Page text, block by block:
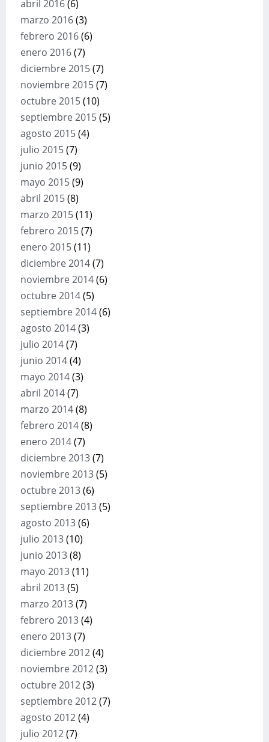
abril 2016(6)
marzo 2016(3)
febrero 2016(6)
enero 2016(7)
diciembre 2015(7)
noviembre 2015(7)
octubre 2015(10)
septiembre 2015(5)
agosto 2015(4)
julio 2015(7)
junio 2015(9)
mayo 2015(9)
abril 2015(8)
marzo 2015(11)
febrero 2015(7)
enero 2015(11)
diciembre 2014(7)
noviembre 2014(6)
octubre 2014(5)
septiembre 2014(6)
agosto 2014(3)
julio 2014(7)
junio 2014(4)
mayo 2014(3)
abril 2014(7)
marzo 2014(8)
febrero 2014(8)
enero 2014(7)
diciembre 2013(7)
noviembre 2013(5)
octubre 2013(6)
septiembre 2013(5)
agosto 2013(6)
julio 2013(10)
junio 2013(8)
mayo 2013(11)
abril 2013(5)
marzo 2013(7)
febrero 2013(4)
enero 2013(7)
diciembre 2012(4)
noviembre 2012(3)
octubre 2012(3)
septiembre 2012(7)
agosto 2012(4)
julio 2012(7)